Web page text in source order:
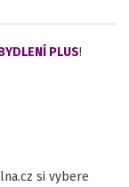
PLUS!
si vybere